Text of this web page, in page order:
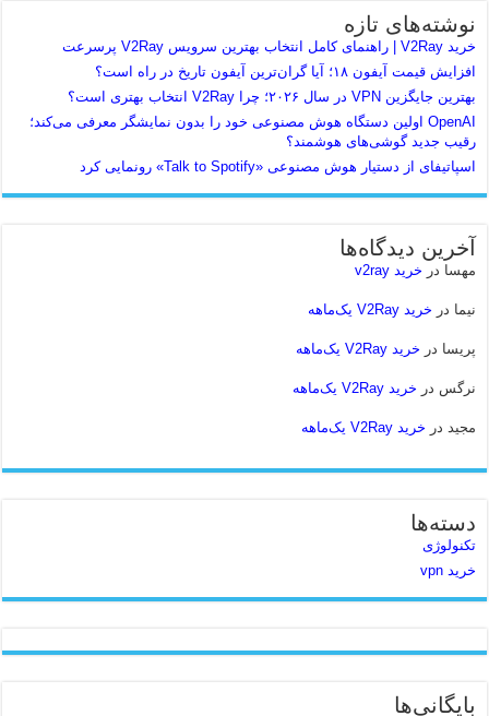
نوشته‌های تازه
خرید V2Ray | راهنمای کامل انتخاب بهترین سرویس V2Ray پرسرعت
افزایش قیمت آیفون ۱۸؛ آیا گران‌ترین آیفون تاریخ در راه است؟
بهترین جایگزین VPN در سال ۲۰۲۶؛ چرا V2Ray انتخاب بهتری است؟
OpenAI اولین دستگاه هوش مصنوعی خود را بدون نمایشگر معرفی می‌کند؛
رقیب جدید گوشی‌های هوشمند؟
اسپاتیفای از دستیار هوش مصنوعی «Talk to Spotify» رونمایی کرد
آخرین دیدگاه‌ها
مهسا در خرید v2ray
نیما در خرید V2Ray یک‌ماهه
پریسا در خرید V2Ray یک‌ماهه
نرگس در خرید V2Ray یک‌ماهه
مجید در خرید V2Ray یک‌ماهه
دسته‌ها
تکنولوژی
خرید vpn
بایگانی‌ها